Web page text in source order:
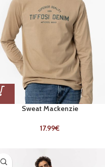
Sweat Mackenzie
17.99€